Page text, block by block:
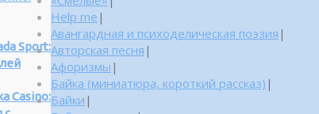
Sport:
Casino:
Help me |
Авангардная и психоделическая поэзия |
Авторская песня |
Афоризмы |
Байка (миниатюра, короткий рассказ) |
Байки |